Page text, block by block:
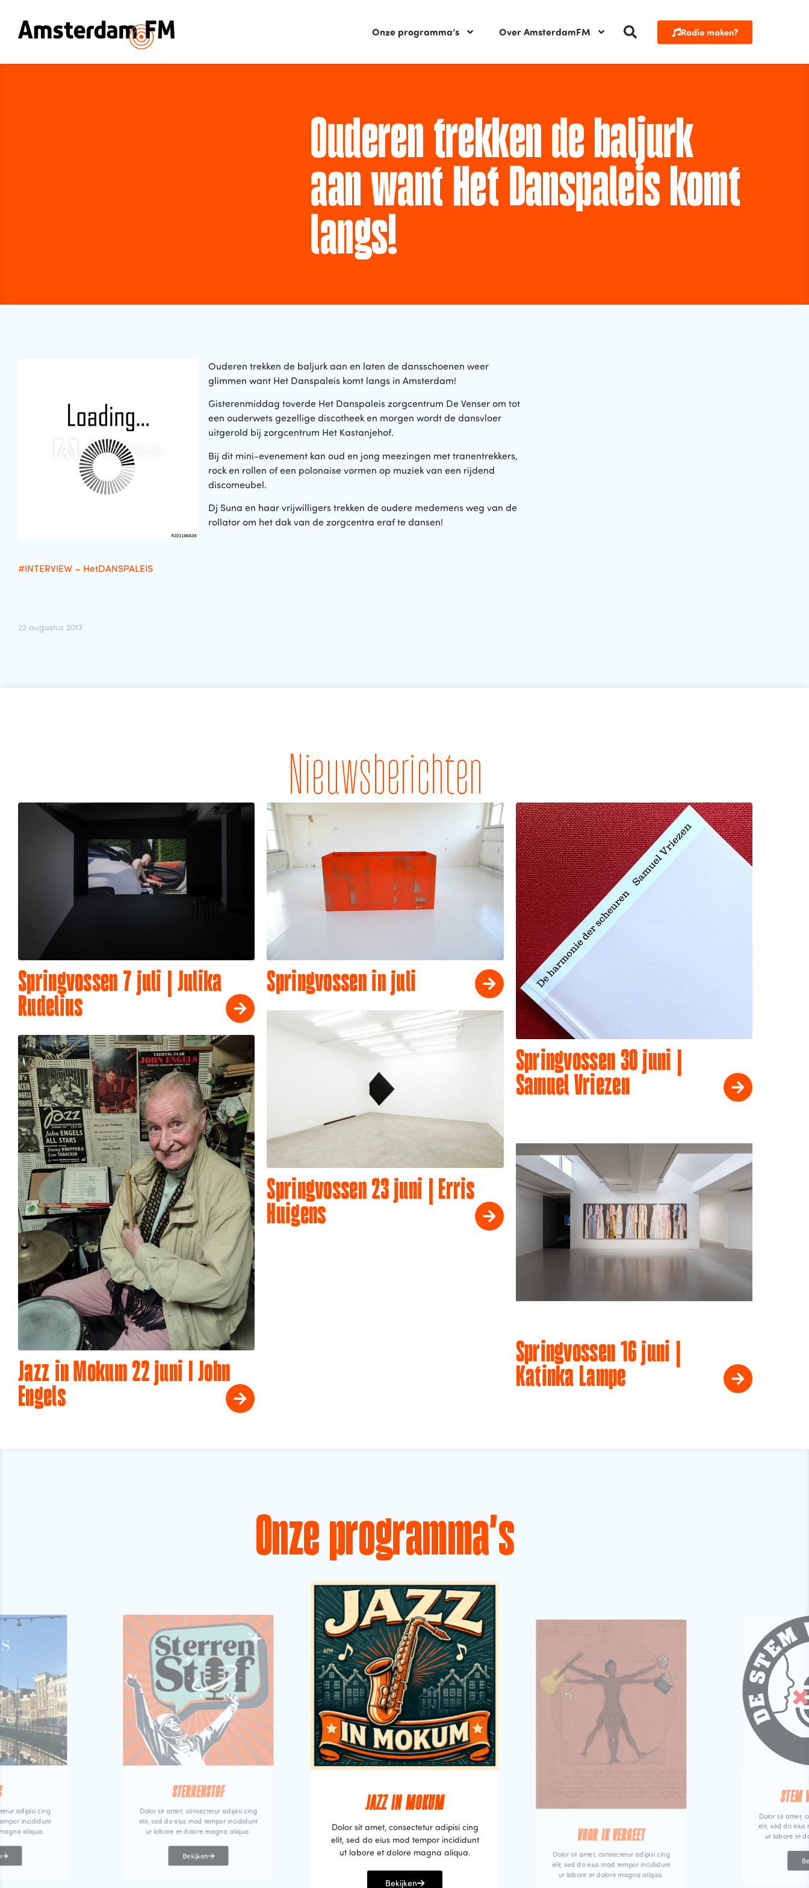
Onze programma’s Over AmsterdamFM Radio maken?
Ouderen trekken de baljurk
aan want Het Danspaleis komt
langs!
Ouderen trekken de baljurk aan en laten de dansschoenen weer
glimmen want Het Danspaleis komt langs in Amsterdam!
Gisterenmiddag toverde Het Danspaleis zorgcentrum De Venser om tot
een ouderwets gezellige discotheek en morgen wordt de dansvloer
uitgerold bij zorgcentrum Het Kastanjehof.
Bij dit mini-evenement kan oud en jong meezingen met tranentrekkers,
rock en rollen of een polonaise vormen op muziek van een rijdend
discomeubel.
Dj Suna en haar vrijwilligers trekken de oudere medemens weg van de
rollator om het dak van de zorgcentra eraf te dansen!
#INTERVIEW – HetDANSPALEIS
22 augustus 2013
Nieuwsberichten
Springvossen 7 juli | Julika
Rudelius
Springvossen in juli
Springvossen 30 juni |
Samuel Vriezen
Springvossen 23 juni | Erris
Huigens
Jazz in Mokum 22 juni I John
Engels
Springvossen 16 juni |
Katinka Lampe
Onze programma's
adipisi cing
incididunt
aliqua.
STERRENSTOF
Dolor sit amet, consectetur adipisi cing
elit, sed do eius mod tempor incididunt
ut labore et dolore magna aliqua.
Bekijken
JAZZ IN MOKUM
Dolor sit amet, consectetur adipisi cing
elit, sed do eius mod tempor incididunt
ut labore et dolore magna aliqua.
Bekijken
VOOR IK VERGEET
Dolor sit amet, consectetur adipisi cing
elit, sed do eius mod tempor incididunt
ut labore et dolore magna aliqua.
STEM
Dolor sit amet,
elit, sed do eius
ut labore et